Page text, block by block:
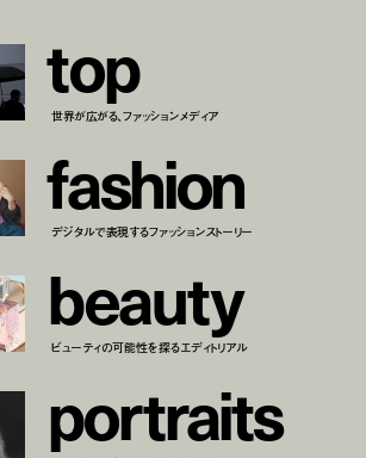
top
世界が広がる、ファッションメディア
fashion
デジタルで表現するファッションストーリー
beauty
ビューティの可能性を探るエディトリアル
portraits